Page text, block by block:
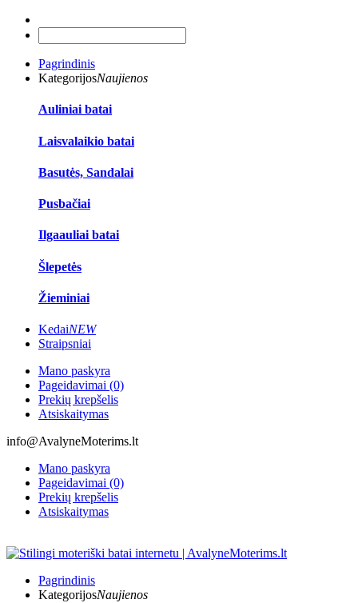
Pagrindinis
KategorijosNaujienos
Auliniai batai
Laisvalaikio batai
Basutės, Sandalai
Pusbačiai
Ilgaauliai batai
Šlepetės
Žieminiai
KedaiNEW
Straipsniai
Mano paskyra
Pageidavimai (0)
Prekių krepšelis
Atsiskaitymas
info@AvalyneMoterims.lt
Mano paskyra
Pageidavimai (0)
Prekių krepšelis
Atsiskaitymas
Pagrindinis
KategorijosNaujienos